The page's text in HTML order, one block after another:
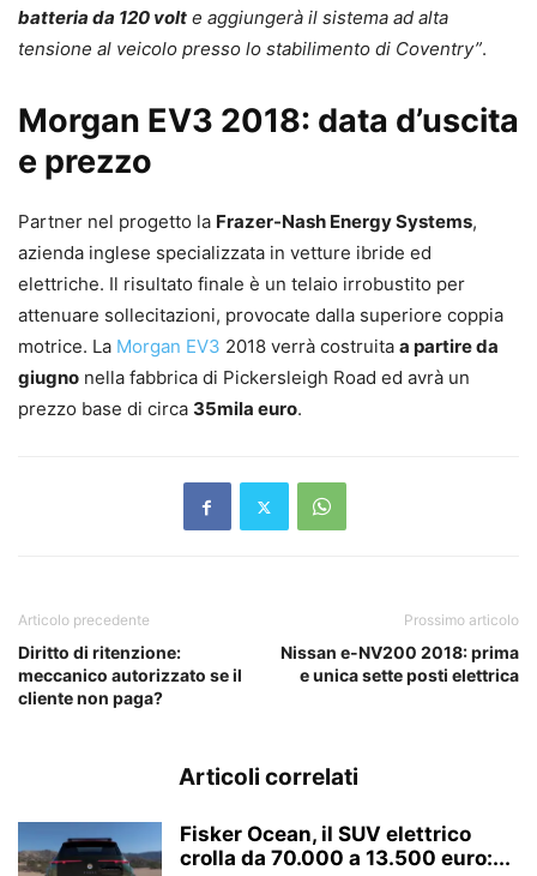
batteria da 120 volt e aggiungerà il sistema ad alta
tensione al veicolo presso lo stabilimento di Coventry”.
Morgan EV3 2018: data d’uscita
e prezzo
Partner nel progetto la Frazer-Nash Energy Systems,
azienda inglese specializzata in vetture ibride ed
elettriche. Il risultato finale è un telaio irrobustito per
attenuare sollecitazioni, provocate dalla superiore coppia
motrice. La Morgan EV3 2018 verrà costruita a partire da
giugno nella fabbrica di Pickersleigh Road ed avrà un
prezzo base di circa 35mila euro.
Articolo precedente
Diritto di ritenzione:
meccanico autorizzato se il
cliente non paga?
Prossimo articolo
Nissan e-NV200 2018: prima
e unica sette posti elettrica
Articoli correlati
Fisker Ocean, il SUV elettrico
crolla da 70.000 a 13.500 euro:...